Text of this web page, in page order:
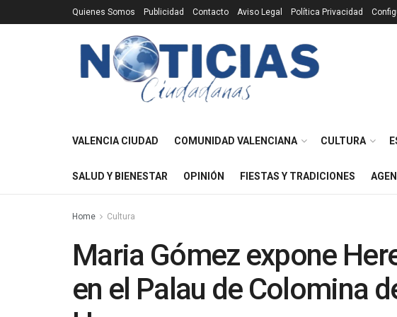
Quienes Somos Publicidad Contacto Aviso Legal Política Privacidad
VALENCIA CIUDAD COMUNIDAD VALENCIANA CULTURA
SALUD Y BIENESTAR OPINIÓN FIESTAS Y TRADICIONES
Home Cultura
Maria Gómez expone
en el Palau de Colomina